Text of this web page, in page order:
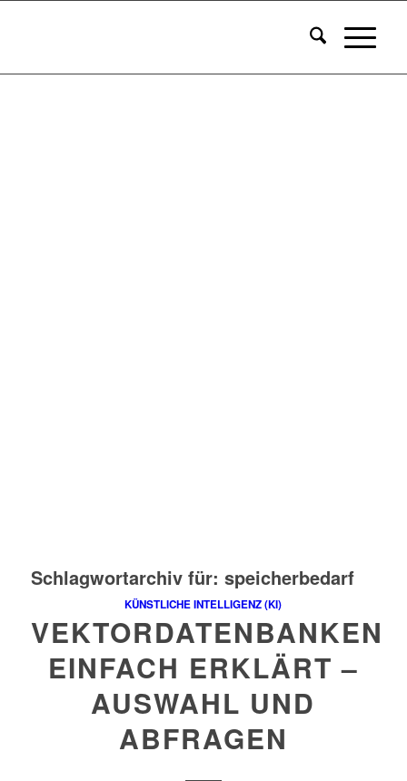
Schlagwortarchiv für: speicherbedarf
KÜNSTLICHE INTELLIGENZ (KI)
VEKTORDATENBANKEN
EINFACH ERKLÄRT –
AUSWAHL UND
ABFRAGEN